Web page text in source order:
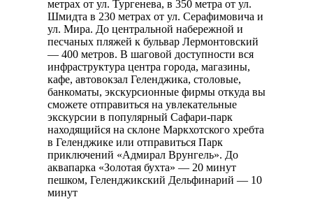
метрах от ул. Тургенева, в 350 метра от ул.
Шмидта в 230 метрах от ул. Серафимовича и
ул. Мира. До центральной набережной и
песчаных пляжей к бульвар Лермонтовский
— 400 метров. В шаговой доступности вся
инфраструктура центра города, магазины,
кафе, автовокзал Геленджика, столовые,
банкоматы, экскурсионные фирмы откуда вы
сможете отправиться на увлекательные
экскурсии в популярный Сафари-парк
находящийся на склоне Маркхотского хребта
в Геленджике или отправиться Парк
приключений «Адмирал Врунгель». До
аквапарка «Золотая бухта» — 20 минут
пешком, Геленджикский Дельфинарий — 10
минут